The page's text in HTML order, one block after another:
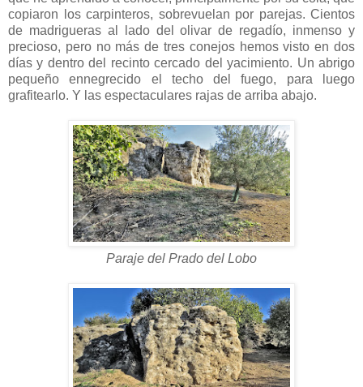
copiaron los carpinteros, sobrevuelan por parejas. Cientos
de madrigueras al lado del olivar de regadío, inmenso y
precioso, pero no más de tres conejos hemos visto en dos
días y dentro del recinto cercado del yacimiento. Un abrigo
pequeño ennegrecido el techo del fuego, para luego
grafitearlo. Y las espectaculares rajas de arriba abajo.
Paraje del Prado del Lobo